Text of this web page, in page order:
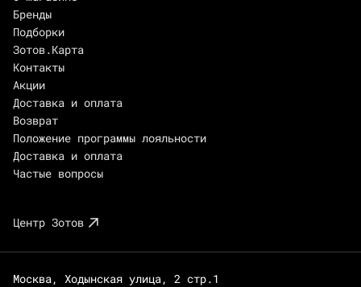
Бренды
Подборки
Зотов.Карта
Контакты
Акции
Доставка и оплата
Возврат
Положение программы лояльности
Доставка и оплата
Частые вопросы
Центр Зотов
Москва, Ходынская улица, 2 стр.1